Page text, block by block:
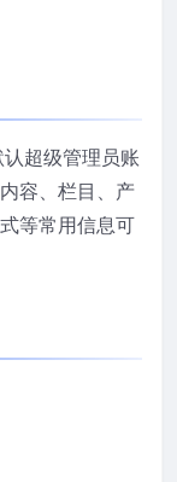
超级管理员账
容、栏目、产
等常用信息可